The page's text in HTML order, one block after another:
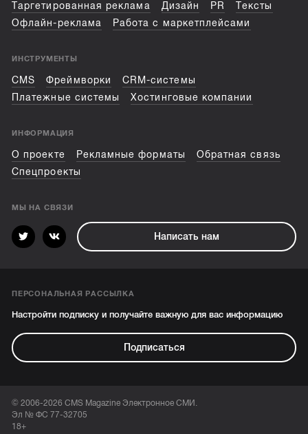
Таргетированная реклама
Дизайн PR
Тексты
Офлайн-реклама
Работа с маркетплейсами
ИНСТРУМЕНТЫ
CMS Фреймворки
CRM-системы
Платежные системы
Хостинговые компании
ИНФОРМАЦИЯ
О проекте Рекламные форматы
Обратная связь
Спецпроекты
МЫ НА СВЯЗИ
Написать нам
ПЕРСОНАЛЬНАЯ РАССЫЛКА
Настройти подписку и получайте важную для вас информацию
Подписаться
© 2006-2026 CMS Magazine Электронное СМИ.
Эл № ФС 77-32705
18+